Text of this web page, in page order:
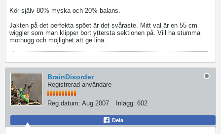
Kör själv 80% myska och 20% balans.
Jakten på det perfekta spöet är det svåraste. Mitt val är en 55 cm
wiggler som man klipper bort yttersta sektionen på. Vill ha stumma
mothugg och möjlighet att ge lina.
BrainDisorder
Registrerad användare
Reg.datum: Aug 2007 Inlägg: 602
Dela